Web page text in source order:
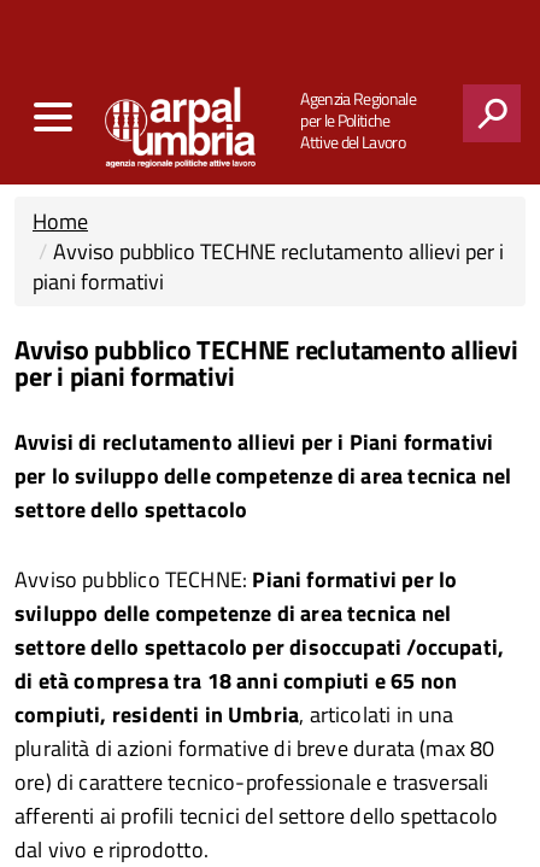
Agenzia Regionale
per le Politiche
Attive del Lavoro
Home
Avviso pubblico TECHNE reclutamento allievi per i
piani formativi
Avviso pubblico TECHNE reclutamento allievi
per i piani formativi
Avvisi di reclutamento allievi per i Piani formativi
per lo sviluppo delle competenze di area tecnica nel
settore dello spettacolo
Avviso pubblico TECHNE: Piani formativi per lo
sviluppo delle competenze di area tecnica nel
settore dello spettacolo per disoccupati /occupati,
di età compresa tra 18 anni compiuti e 65 non
compiuti, residenti in Umbria, articolati in una
pluralità di azioni formative di breve durata (max 80
ore) di carattere tecnico-professionale e trasversali
afferenti ai profili tecnici del settore dello spettacolo
dal vivo e riprodotto.